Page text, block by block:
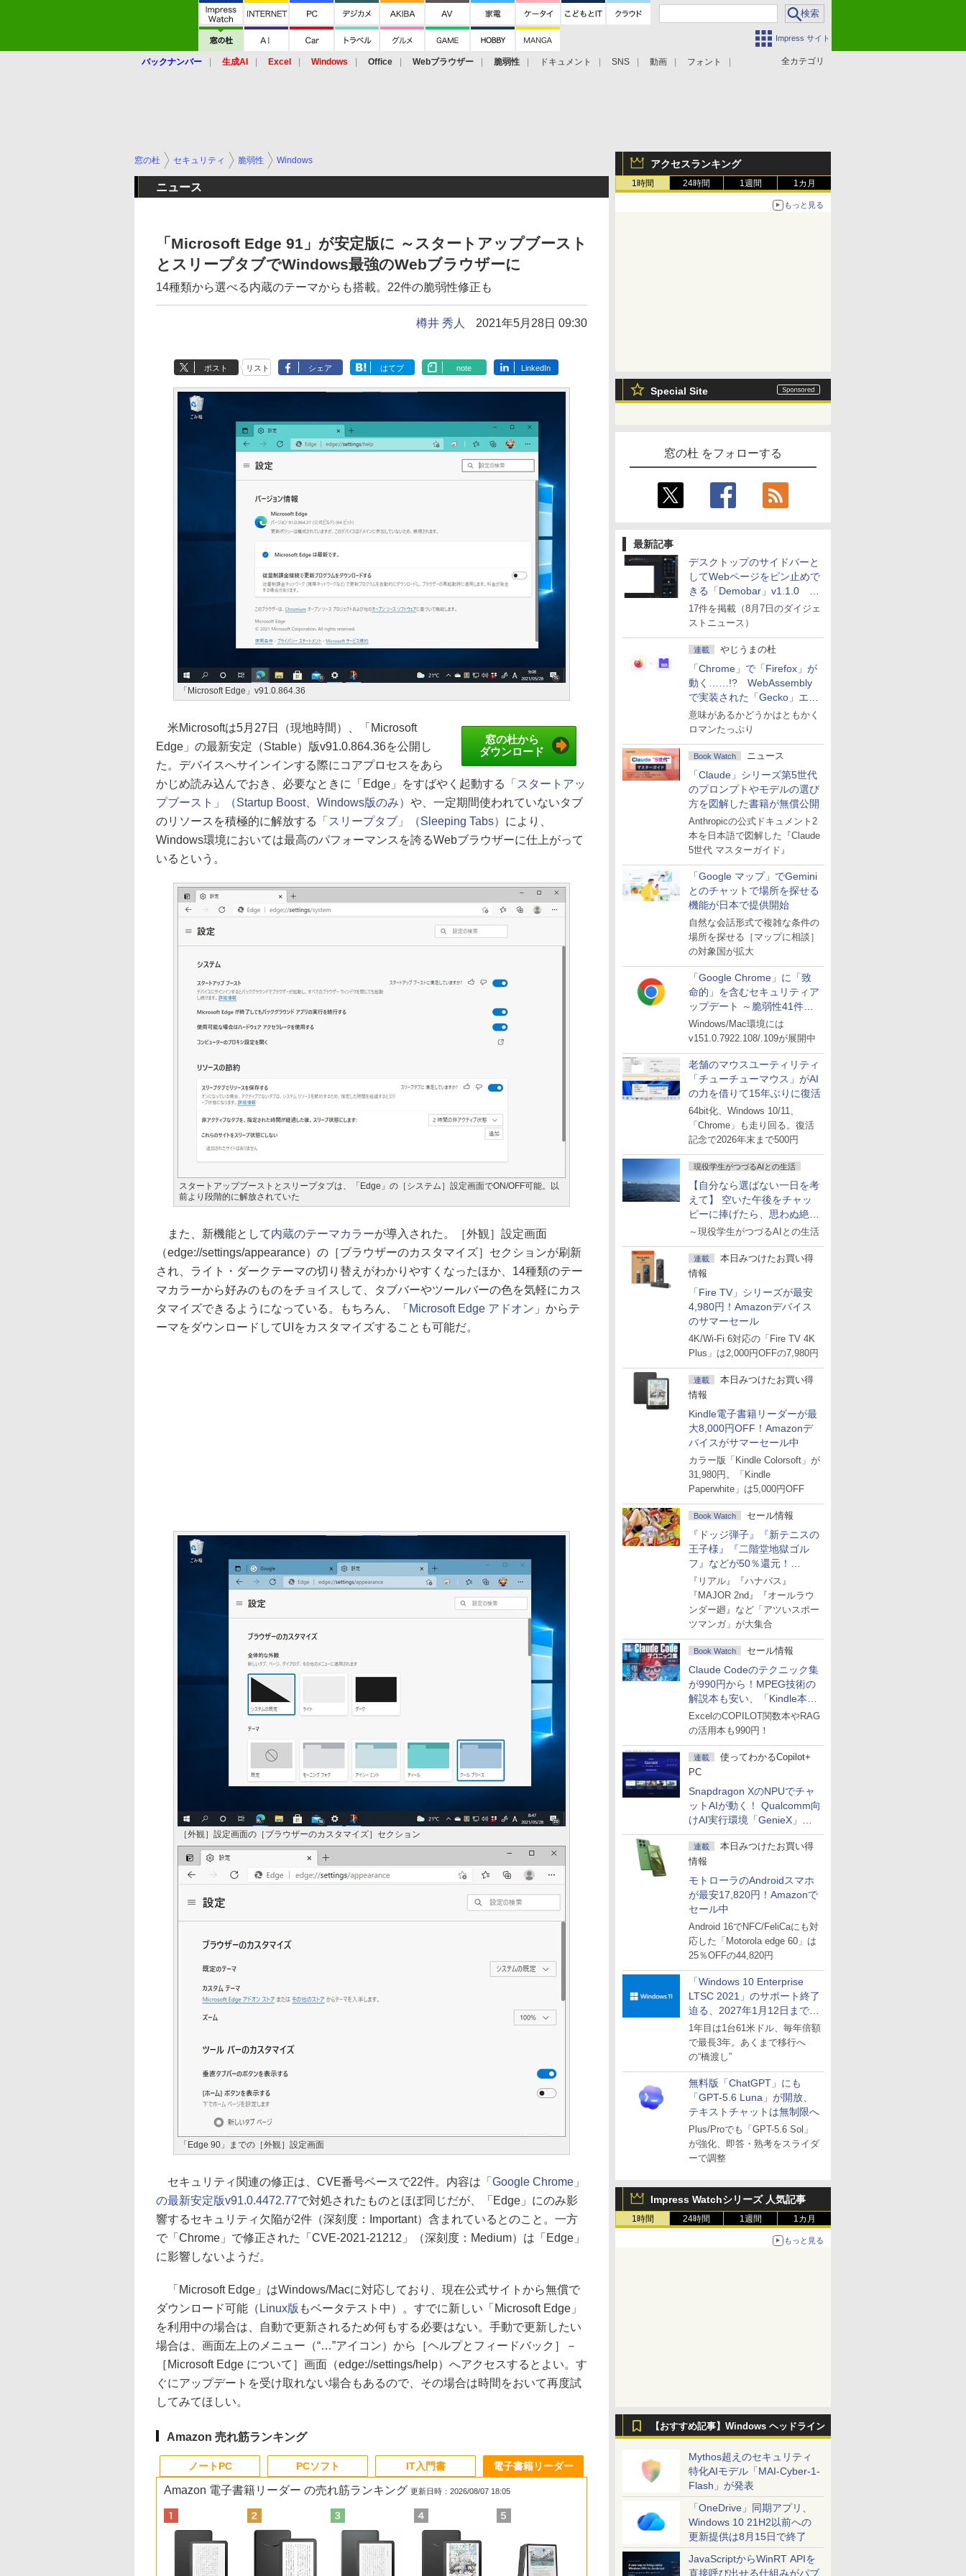
Impress サイト
全カテゴリ
バックナンバー 生成AI Excel Windows Office Webブラウザー 脆弱性 ドキュメント SNS 動画 フォント
アクセスランキング
1時間 24時間 1週間 1カ月
もっと見る
Special Site
窓の杜 をフォローする
最新記事
デスクトップのサイドバーと
してWebページをピン止めで
きる「Demobar」v1.1.0 ほ
か
17件を掲載（8月7日のダイジェ
ストニュース）
連載 やじうまの杜
「Chrome」で「Firefox」が
動く……!? WebAssembly
で実装された「Gecko」エン
ジン
意味があるかどうかはともかく
ロマンたっぷり
Book Watch ニュース
「Claude」シリーズ第5世代
のプロンプトやモデルの選び
方を図解した書籍が無償公開
Anthropicの公式ドキュメント2
本を日本語で図解した『Claude
5世代 マスターガイド』
「Google マップ」でGemini
とのチャットで場所を探せる
機能が日本で提供開始
自然な会話形式で複雑な条件の
場所を探せる［マップに相談］
の対象国が拡大
「Google Chrome」に「致
命的」を含むセキュリティア
ップデート ～脆弱性41件に
対処
Windows/Mac環境には
v151.0.7922.108/.109が展開中
老舗のマウスユーティリティ
「チューチューマウス」がAI
の力を借りて15年ぶりに復活
64bit化、Windows 10/11、
「Chrome」も走り回る。復活
記念で2026年末まで500円
現役学生がつづるAIとの生活
【自分なら選ばない一日を考
えて】 空いた午後をチャッ
ピーに捧げたら、思わぬ絶景
に出会った話
～現役学生がつづるAIとの生活
連載
本日みつけたお買い得
情報
「Fire TV」シリーズが最安
4,980円！Amazonデバイス
のサマーセール
4K/Wi-Fi 6対応の「Fire TV 4K
Plus」は2,000円OFFの7,980円
連載
本日みつけたお買い得
情報
Kindle電子書籍リーダーが最
大8,000円OFF！Amazonデ
バイスがサマーセール中
カラー版「Kindle Colorsoft」が
31,980円。「Kindle
Paperwhite」は5,000円OFF
Book Watch セール情報
『ドッジ弾子』『新テニスの
王子様』『二階堂地獄ゴル
フ』などが50％還元！
Amazonマンガ週末セール
『リアル』『ハナバス』
『MAJOR 2nd』『オールラウ
ンダー廻』など「アツいスポー
ツマンガ」が大集合
Book Watch セール情報
Claude Codeのテクニック集
が990円から！MPEG技術の
解説本も安い、「Kindle本サ
マーセール」第2弾開始！
ExcelのCOPILOT関数本やRAG
の活用本も990円！
連載
使ってわかるCopilot+
PC
Snapdragon XのNPUでチャ
ットAIが動く！ Qualcomm向
けAI実行環境「GenieX」を
試してみた
連載
本日みつけたお買い得
情報
モトローラのAndroidスマホ
が最安17,820円！Amazonで
セール中
Android 16でNFC/FeliCaにも対
応した「Motorola edge 60」は
25％OFFの44,820円
「Windows 10 Enterprise
LTSC 2021」のサポート終了
迫る、2027年1月12日まで
～ESUは9月1日から販売
1年目は1台61米ドル、毎年倍額
で最長3年。あくまで移行へ
の“橋渡し”
無料版「ChatGPT」にも
「GPT-5.6 Luna」が開放、
テキストチャットは無制限へ
Plus/Proでも「GPT-5.6 Sol」
が強化、即答・熟考をスライダ
ーで調整
Impress Watchシリーズ 人気記事
1時間 24時間 1週間 1カ月
もっと見る
【おすすめ記事】Windows ヘッドライン
Mythos超えのセキュリティ
特化AIモデル「MAI-Cyber-1-
Flash」が発表
「OneDrive」同期アプリ、
Windows 10 21H2以前への
更新提供は8月15日で終了
JavaScriptからWinRT APIを
直接呼び出せる仕組みがパブ
窓の杜 セキュリティ 脆弱性 Windows
ニュース
「Microsoft Edge 91」が安定版に ～スタートアップブースト
とスリープタブでWindows最強のWebブラウザーに
14種類から選べる内蔵のテーマからも搭載。22件の脆弱性修正も
樽井 秀人 2021年5月28日 09:30
ポスト リスト シェア はてブ note LinkedIn
「Microsoft Edge」v91.0.864.36
窓の杜から
ダウンロード
米Microsoftは5月27日（現地時間）、「Microsoft
Edge」の最新安定（Stable）版v91.0.864.36を公開し
た。デバイスへサインインする際にコアプロセスをあら
かじめ読み込んでおき、必要なときに「Edge」をすばやく起動する
「スタートアッ
プブースト」（Startup Boost、Windows版のみ） や、一定期間使われていないタブ
のリソースを積極的に解放する
「スリープタブ」（Sleeping Tabs） により、
Windows環境においては最高のパフォーマンスを誇るWebブラウザーに仕上がって
いるという。
スタートアップブーストとスリープタブは、「Edge」の［システム］設定画面でON/OFF可能。以
前より段階的に解放されていた
また、新機能として内蔵のテーマカラーが導入された。［外観］設定画面
（edge://settings/appearance）の［ブラウザーのカスタマイズ］セクションが刷新
され、ライト・ダークテーマの切り替えがわかりやすくなったほか、14種類のテー
マカラーから好みのものをチョイスして、タブバーやツールバーの色を気軽にカス
タマイズできるようになっている。もちろん、「 Microsoft Edge アドオン 」からテ
ーマをダウンロードしてUIをカスタマイズすることも可能だ。
［外観］設定画面の［ブラウザーのカスタマイズ］セクション
「Edge 90」までの［外観］設定画面
セキュリティ関連の修正は、CVE番号ベースで22件。内容は 「Google Chrome」
の最新安定版v91.0.4472.77で対処されたものとほぼ同じだが、「Edge」にのみ影
響するセキュリティ欠陥が2件（深刻度：Important）含まれているとのこと。一方
で「Chrome」で修正された「CVE-2021-21212」（深刻度：Medium）は「Edge」
に影響しないようだ。
「Microsoft Edge」はWindows/Macに対応しており、現在公式サイトから無償で
ダウンロード可能（ Linux版 もベータテスト中）。すでに新しい「Microsoft Edge」
を利用中の場合は、自動で更新されるため何もする必要はない。手動で更新したい
場合は、画面左上のメニュー（“…”アイコン）から［ヘルプとフィードバック］－
［Microsoft Edge について］画面（edge://settings/help）へアクセスするとよい。す
ぐにアップデートを受け取れない場合もあるので、その場合は時間をおいて再度試
してみてほしい。
Amazon 売れ筋ランキング
ノートPC PCソフト IT入門書 電子書籍リーダー
Amazon 電子書籍リーダー の売れ筋ランキング 更新日時：2026/08/07 18:05